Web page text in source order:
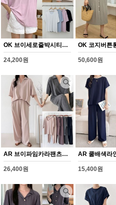
OK 브이세로줄박시티셔츠(Y375H608)
24,200원 50,600원
AR 브이파임카라팬츠세트(Y378H608)
26,400원 15,400원